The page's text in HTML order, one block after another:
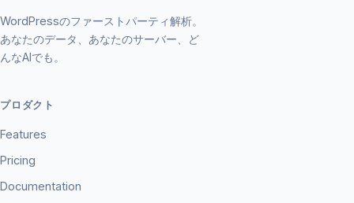
WordPressのファーストパーティ解析。
あなたのデータ、あなたのサーバー、ど
んなAIでも。
プロダクト
Features
Pricing
Documentation